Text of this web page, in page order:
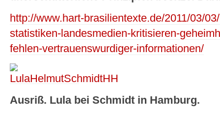
http://www.hart-brasilientexte.de/2011/03/
statistiken-landesmedien-kritisieren-
fehlen-vertrauenswurdiger-informationen/
Ausriß. Lula bei Schmidt in Hamburg.